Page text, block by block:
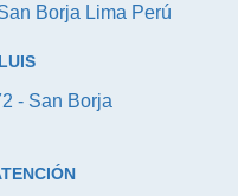
Borja Lima Perú
- San Borja